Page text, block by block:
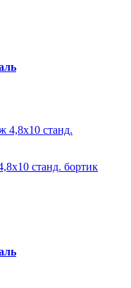
станд. бортик